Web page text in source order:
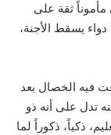
ثقة على
دواء يسقط الأجنة،
فيه الخصال بعد
تدل على أنه ذو
ذكياً، ذكوراً لما